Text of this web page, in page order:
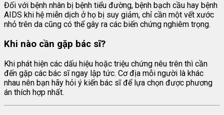
Đối với bệnh nhân bị bệnh tiểu đường, bệnh bạch cầu hay bệnh
AIDS khi hệ miễn dịch ở họ bị suy giảm, chỉ cần một vết xước
nhỏ trên da cũng có thể gây ra các biến chứng nghiêm trọng.
Khi nào cần gặp bác sĩ?
Khi phát hiện các dấu hiệu hoặc triệu chứng nêu trên thì cần
đến gặp các bác sĩ ngay lập tức. Cơ địa mỗi người là khác
nhau nên bạn hãy hỏi ý kiến bác sĩ để lựa chọn được phương
án thích hợp nhất.